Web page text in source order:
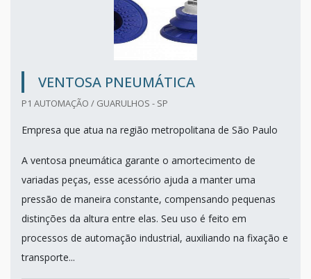
VENTOSA PNEUMÁTICA
P1 AUTOMAÇÃO / GUARULHOS - SP
Empresa que atua na região metropolitana de São Paulo
A ventosa pneumática garante o amortecimento de
variadas peças, esse acessório ajuda a manter uma
pressão de maneira constante, compensando pequenas
distinções da altura entre elas. Seu uso é feito em
processos de automação industrial, auxiliando na fixação e
transporte...